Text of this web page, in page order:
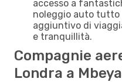
accesso a
noleggio auto tutto
aggiuntivo di
e tranquillità.
Compagnie
Londra a Mbeya